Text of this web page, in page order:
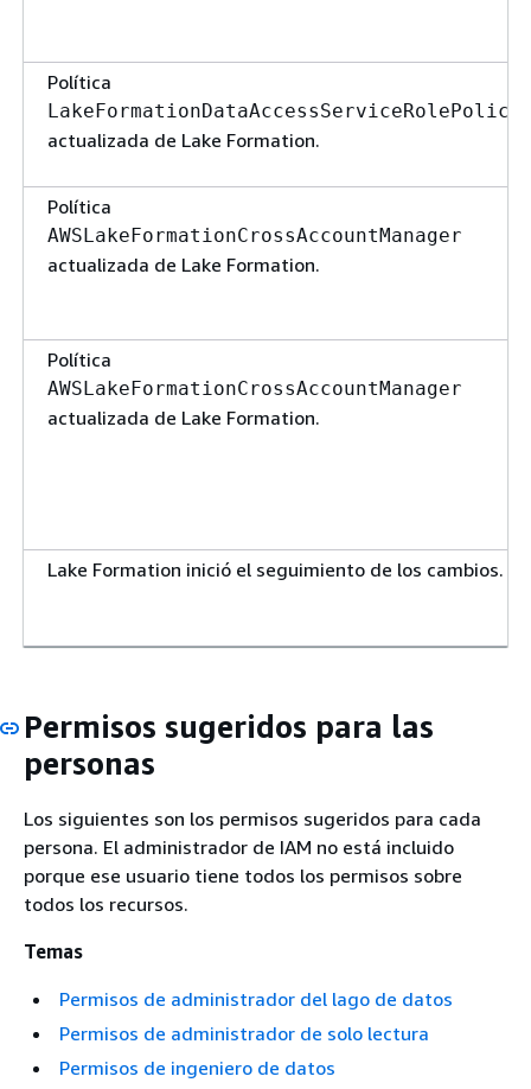
Política
LakeFormationDataAccessServiceRolePolicy
actualizada de Lake Formation.
Política
AWSLakeFormationCrossAccountManager
actualizada de Lake Formation.
Política
AWSLakeFormationCrossAccountManager
actualizada de Lake Formation.
Lake Formation inició el seguimiento de los cambios.
Permisos sugeridos para las
personas
Los siguientes son los permisos sugeridos para cada
persona. El administrador de IAM no está incluido
porque ese usuario tiene todos los permisos sobre
todos los recursos.
Temas
Permisos de administrador del lago de datos
Permisos de administrador de solo lectura
Permisos de ingeniero de datos